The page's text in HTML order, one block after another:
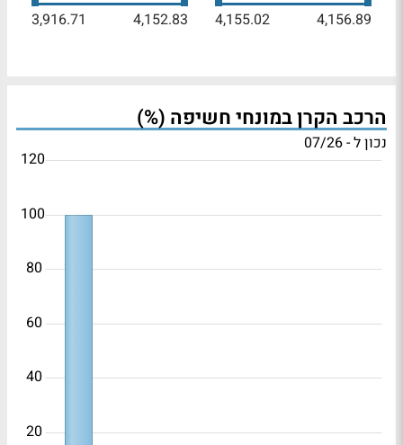
4,156.89
4,155.02
4,152.83
3,916.71
הרכב הקרן במונחי חשיפה (%)
נכון ל - 07/26
20
40
60
80
100
120